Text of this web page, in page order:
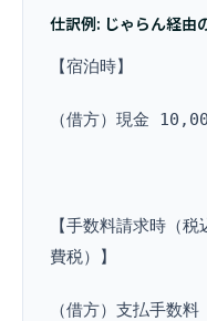
仕訳例: じゃらん経由
【宿泊時】
（借方）現金
【手数料請求時（
費税）】
（借方）支払手数